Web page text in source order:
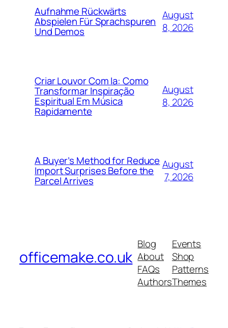
Aufnahme Rückwärts
Abspielen Für Sprachspuren
Und Demos
August
8, 2026
Criar Louvor Com Ia: Como
Transformar Inspiração
Espiritual Em Música
Rapidamente
August
8, 2026
A Buyer’s Method for Reduce
Import Surprises Before the
Parcel Arrives
August
7, 2026
officemake.co.uk
Blog
About
FAQs
Authors
Events
Shop
Patterns
Themes